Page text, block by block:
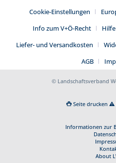
Cookie-Einstellungen
Info zum V+Ö-Recht
Liefer- und Versandkosten
AGB
© Landschaftsverband
Seite drucken
Informationen zur
About